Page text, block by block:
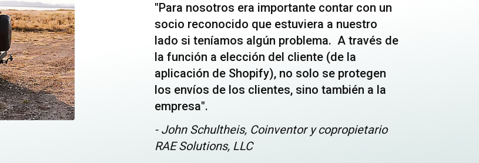
"Para nosotros era importante contar con un
socio reconocido que estuviera a nuestro
lado si teníamos algún problema. A través de
la función a elección del cliente (de la
aplicación de Shopify), no solo se protegen
los envíos de los clientes, sino también a la
empresa".
- John Schultheis, Coinventor y copropietario
RAE Solutions, LLC